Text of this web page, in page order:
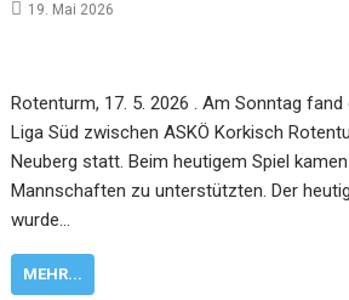
19. Mai 2026
Rotenturm, 17. 5. 2026 . Am Sonntag fand
Liga Süd zwischen ASKÖ Korkisch
Neuberg statt. Beim heutigem Spiel
Mannschaften zu unterstützten. Der
wurde…
MEHR...